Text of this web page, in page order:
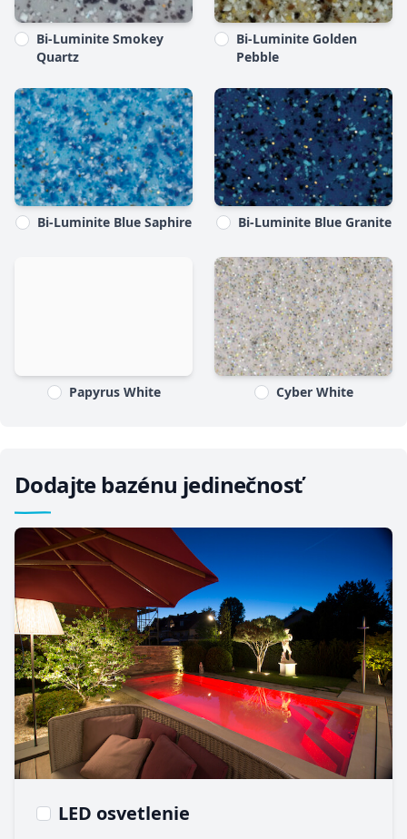
Bi-Luminite Smokey
Quartz
Bi-Luminite Golden
Pebble
Bi-Luminite Blue Saphire Bi-Luminite Blue Granite
Papyrus White Cyber White
Dodajte bazénu jedinečnosť
LED osvetlenie